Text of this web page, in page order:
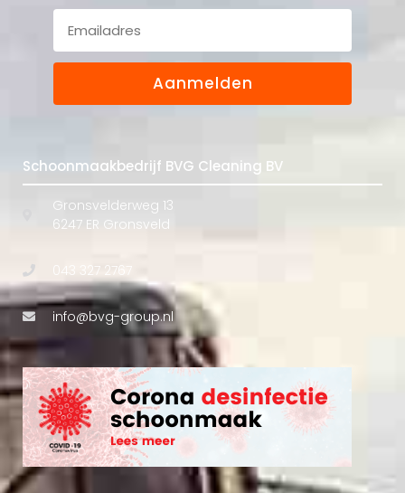
Aanmelden
Schoonmaakbedrijf BVG Cleaning BV
Gronsvelderweg 13
6247 ER Gronsveld
043 327 2767
info@bvg-group.nl